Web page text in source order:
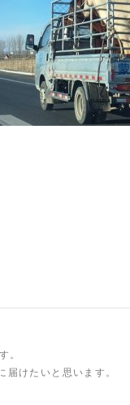
。
届けたいと思います。